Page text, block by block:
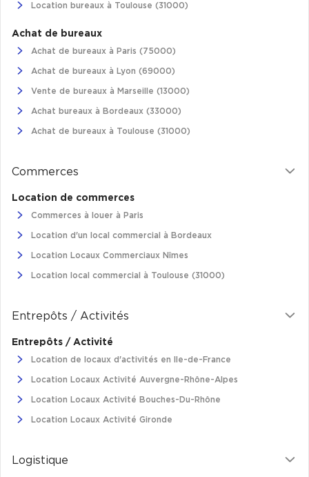
Location bureaux à Toulouse (31000)
Achat de bureaux
Achat de bureaux à Paris (75000)
Achat de bureaux à Lyon (69000)
Vente de bureaux à Marseille (13000)
Achat bureaux à Bordeaux (33000)
Achat de bureaux à Toulouse (31000)
Commerces
Location de commerces
Commerces à louer à Paris
Location d'un local commercial à Bordeaux
Location Locaux Commerciaux Nîmes
Location local commercial à Toulouse (31000)
Entrepôts / Activités
Entrepôts / Activité
Location de locaux d'activités en Ile-de-France
Location Locaux Activité Auvergne-Rhône-Alpes
Location Locaux Activité Bouches-Du-Rhône
Location Locaux Activité Gironde
Logistique